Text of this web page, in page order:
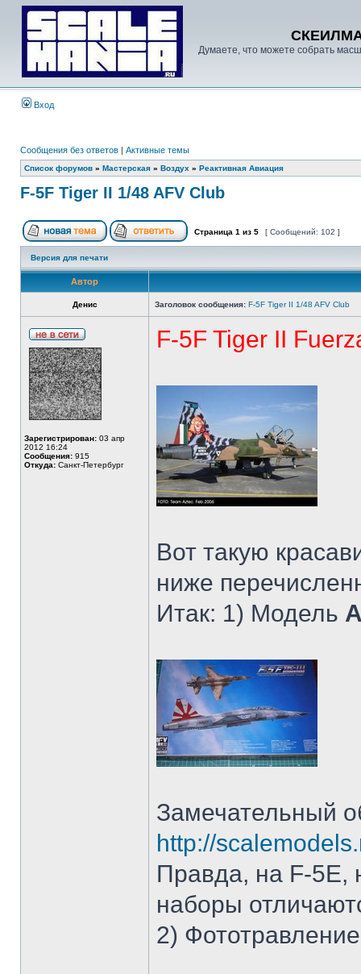
Думаете, что можете собрать
Вход
Сообщения без ответов | Активные темы
Список форумов » Мастерская » Воздух » Реактивная Авиация
F-5F Tiger II 1/48 AFV Club
Страница 1 из 5 [ Сообщений: 102 ]
Версия для печати
Автор
Денис Заголовок сообщения: F-5F Tiger II 1/48 AFV Club
Зарегистрирован: 03 апр
2012 16:24
Сообщения: 915
Откуда: Санкт-Петербург
F-5F Tiger II
Вот такую
ниже
Итак: 1) Модель
Замечательный
http://
Правда, на F-5E,
наборы
2)